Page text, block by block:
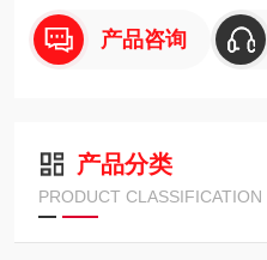
产品咨询
产品分类
PRODUCT CLASSIFICATION